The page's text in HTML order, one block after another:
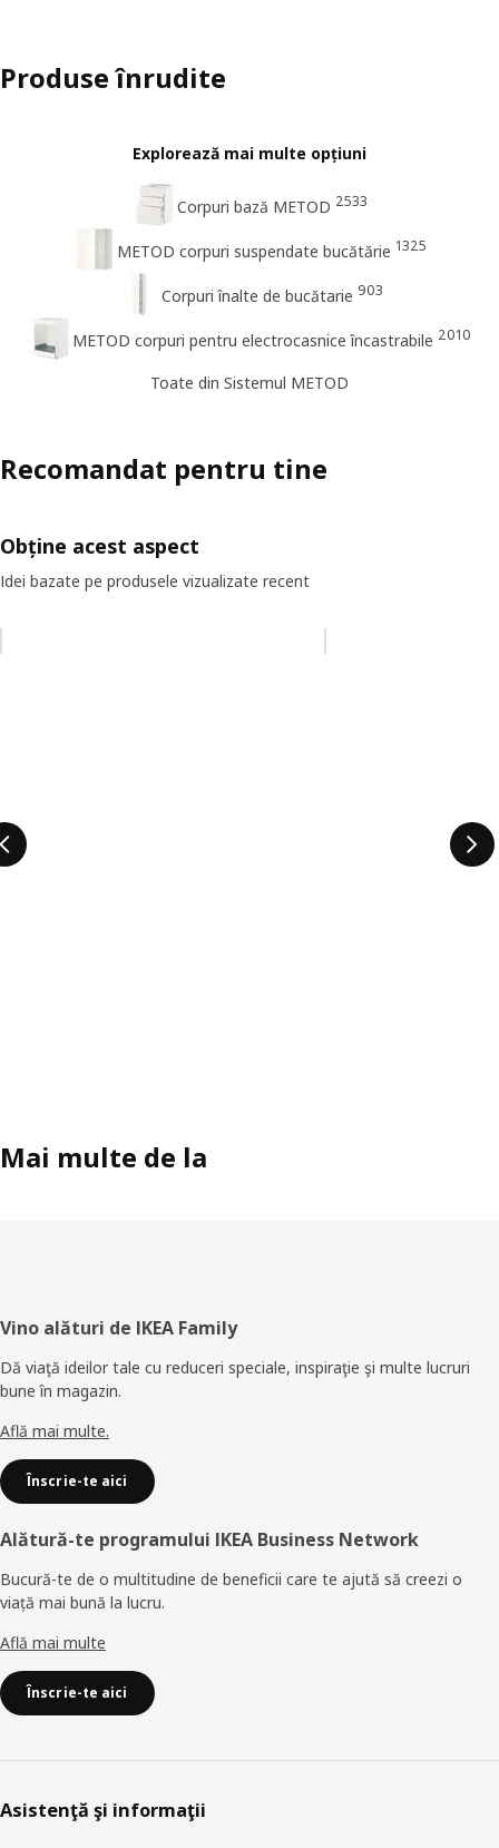
Produse înrudite
Explorează mai multe opțiuni
Corpuri bază METOD 2533
METOD corpuri suspendate bucătărie 1325
Corpuri înalte de bucătarie 903
METOD corpuri pentru electrocasnice încastrabile 2010
Toate din Sistemul METOD
Recomandat pentru tine
Obține acest aspect
Idei bazate pe produsele vizualizate recent
Mai multe de la
Subsol
Vino alături de IKEA Family
Dă viaţă ideilor tale cu reduceri speciale, inspiraţie şi multe lucruri
bune în magazin.
Află mai multe.
Înscrie-te aici
Alătură-te programului IKEA Business Network
Bucură-te de o multitudine de beneficii care te ajută să creezi o
viață mai bună la lucru.
Află mai multe
Înscrie-te aici
Asistenţă şi informaţii